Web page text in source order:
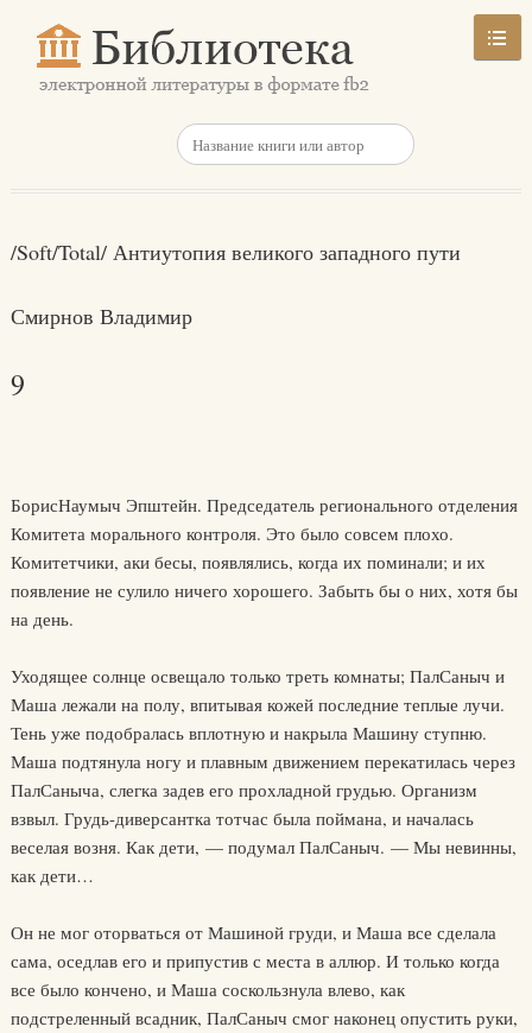
/Soft/Total/ Антиутопия великого западного пути
Смирнов Владимир
9
БорисНаумыч Эпштейн. Председатель регионального отделения
Комитета морального контроля. Это было совсем плохо.
Комитетчики, аки бесы, появлялись, когда их поминали; и их
появление не сулило ничего хорошего. Забыть бы о них, хотя бы
на день.
Уходящее солнце освещало только треть комнаты; ПалСаныч и
Маша лежали на полу, впитывая кожей последние теплые лучи.
Тень уже подобралась вплотную и накрыла Машину ступню.
Маша подтянула ногу и плавным движением перекатилась через
ПалСаныча, слегка задев его прохладной грудью. Организм
взвыл. Грудь-диверсантка тотчас была поймана, и началась
веселая возня. Как дети, — подумал ПалСаныч. — Мы невинны,
как дети…
Он не мог оторваться от Машиной груди, и Маша все сделала
сама, оседлав его и припустив с места в аллюр. И только когда
все было кончено, и Маша соскользнула влево, как
подстреленный всадник, ПалСаныч смог наконец опустить руки,